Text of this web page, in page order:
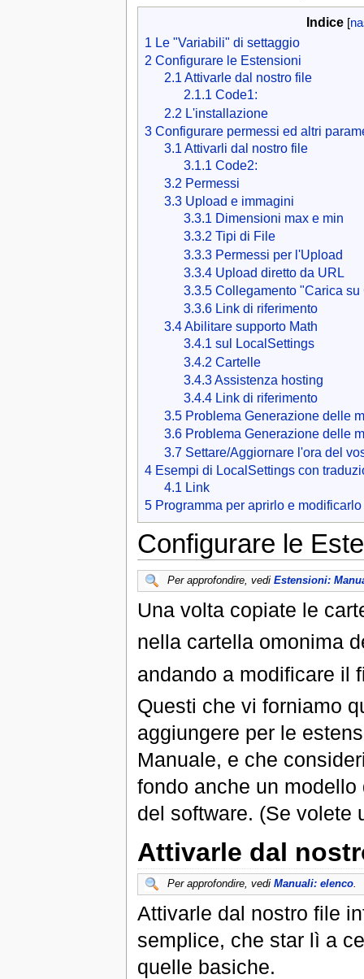
Indice [
1 Le "Variabili" di settaggio
2 Configurare le Estensioni
2.1 Attivarle dal nostro file
2.1.1 Code1:
2.2 L'installazione
3 Configurare permessi ed altri
3.1 Attivarli dal nostro file
3.1.1 Code2:
3.2 Permessi
3.3 Upload e immagini
3.3.1 Dimensioni max e min
3.3.2 Tipi di File
3.3.3 Permessi per l'Upload
3.3.4 Upload diretto da URL
3.3.5 Collegamento "Carica su
3.3.6 Link di riferimento
3.4Abilitare supporto Math
3.4.1 sul LocalSettings
3.4.2 Cartelle
3.4.3Assistenza hosting
3.4.4 Link di riferimento
3.5 Problema Generazione delle
3.6 Problema Generazione delle
3.7 Settare/Aggiornare l'ora del
4 Esempi di LocalSettings con
4.1 Link
5 Programma per aprirlo e modificarlo
Configurare le
Per approfondire, vedi Estensioni:
Una volta copiate le
nella cartella omonima
andando a modificare il
Questi che vi forniamo
aggiungere per le
Manuale, e che
fondo anche un modello
del software. (Se volete
Attivarle dal
Per approfondire, vedi Manuali: elenco.
Attivarle dal nostro file
semplice, che star lì a
quelle basiche.